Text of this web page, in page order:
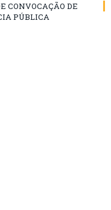
CONVOCAÇÃO DE
PÚBLICA